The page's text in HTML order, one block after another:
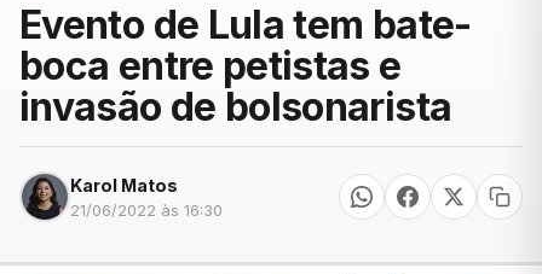
Evento de Lula tem bate-
boca entre petistas e
invasão de bolsonarista
Karol Matos
21/06/2022 às 16:30